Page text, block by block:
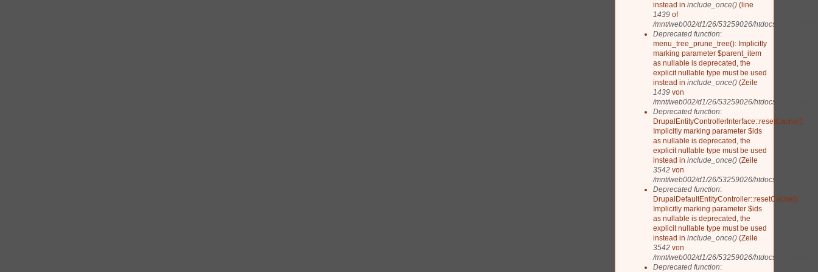
instead in include_once() (line
1439 of
/mnt/web002/d1/26/53259026/htdocs/drupal/
Deprecated function:
menu_tree_prune_tree(): Implicitly
marking parameter $parent_item
as nullable is deprecated, the
explicit nullable type must be used
instead in include_once() (Zeile
1439 von
/mnt/web002/d1/26/53259026/htdocs/drupal/
Deprecated function:
DrupalEntityControllerInterface::resetCache():
Implicitly marking parameter $ids
as nullable is deprecated, the
explicit nullable type must be used
instead in include_once() (Zeile
3542 von
/mnt/web002/d1/26/53259026/htdocs/drupal/
Deprecated function:
DrupalDefaultEntityController::resetCache():
Implicitly marking parameter $ids
as nullable is deprecated, the
explicit nullable type must be used
instead in include_once() (Zeile
3542 von
/mnt/web002/d1/26/53259026/htdocs/drupal/
Deprecated function: